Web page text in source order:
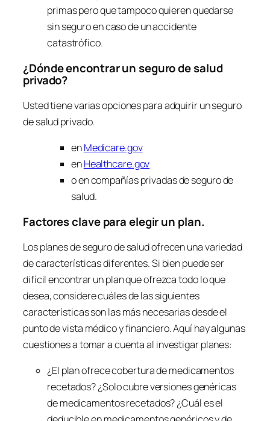
primas pero que tampoco quieren quedarse
sin seguro en caso de un accidente
catastrófico.
¿Dónde encontrar un seguro de salud
privado?
Usted tiene varias opciones para adquirir un seguro
de salud privado.
enMedicare.gov
enHealthcare.gov
o en compañías privadas de seguro de
salud.
Factores clave para elegir un plan.
Los planes de seguro de salud ofrecen una variedad
de características diferentes. Si bien puede ser
difícil encontrar un plan que ofrezca todo lo que
desea, considere cuáles de las siguientes
características son las más necesarias desde el
punto de vista médico y financiero. Aquí hay algunas
cuestiones a tomar a cuenta al investigar planes:
¿El plan ofrece cobertura de medicamentos
recetados? ¿Solo cubre versiones genéricas
de medicamentos recetados? ¿Cuál es el